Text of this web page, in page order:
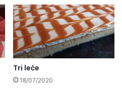
Tri leće
18/07/2020